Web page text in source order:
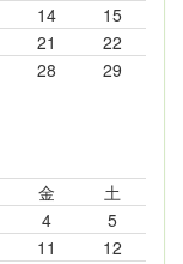
14
15
21
22
28
29
金
土
4
5
11
12